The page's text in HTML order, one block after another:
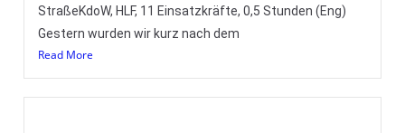
StraßeKdoW, HLF, 11 Einsatzkräfte, 0,5 Stunden (Eng)
Gestern wurden wir kurz nach dem
Read More